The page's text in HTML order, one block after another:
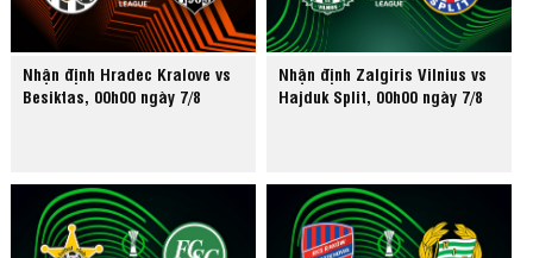
Nhận định Hradec Kralove vs
Besiktas, 00h00 ngày 7/8
Nhận định Zalgiris Vilnius vs
Hajduk Split, 00h00 ngày 7/8